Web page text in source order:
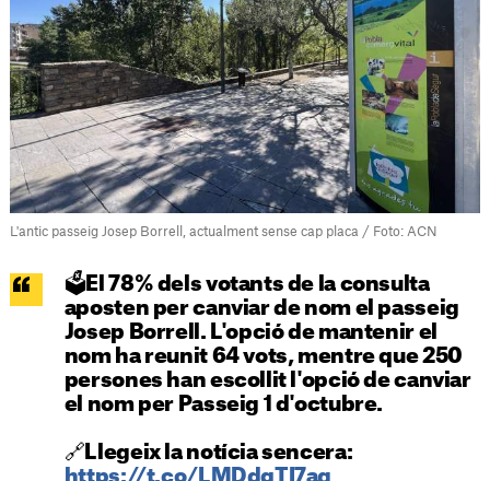
L'antic passeig Josep Borrell, actualment sense cap placa / Foto: ACN
🗳️El 78% dels votants de la consulta
aposten per canviar de nom el passeig
Josep Borrell. L'opció de mantenir el
nom ha reunit 64 vots, mentre que 250
persones han escollit l'opció de canviar
el nom per Passeig 1 d'octubre.
🔗Llegeix la notícia sencera: